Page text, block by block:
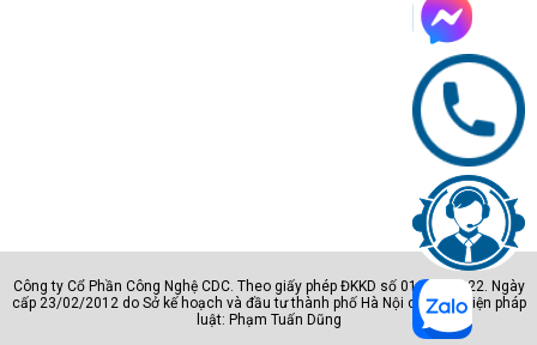
Công ty Cổ Phần Công Nghệ CDC. Theo giấy phép ĐKKD số 0105801222. Ngày
cấp 23/02/2012 do Sở kế hoạch và đầu tư thành phố Hà Nội cấp. Đại diện pháp
luật: Phạm Tuấn Dũng